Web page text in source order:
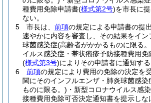
種費用免除申請書(様式第2号)を市長に
ない。
5
市長は、 前項の規定による申請書の提
速やかに内容を審査し、その結果をイン
球菌感染症(高齢者がかかるものに限る
イルス感染症・帯状疱疹予防接種費用
(様式第3号)によりその申請者に通知する
6
前項の規定により費用の免除の決定を
関にそのインフルエンザ・肺炎球菌感染
ものに限る。) ・新型コロナウイルス感
接種費用免除可否決定通知書を提示しな